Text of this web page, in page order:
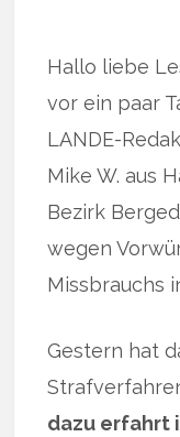
Hallo liebe
vor ein paar
LANDE-
Mike W. aus
Bezirk
wegen
Missbrauchs
Gestern hat
dazu erfahrt